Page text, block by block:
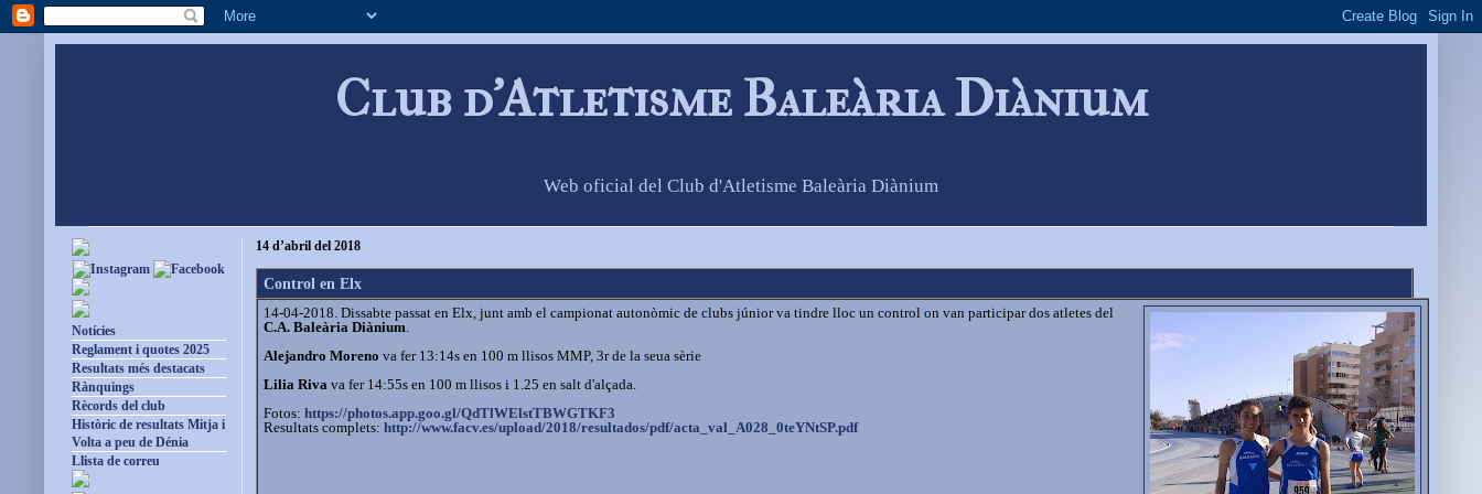
Club d'Atletisme Baleària Diànium
Web oficial del Club d'Atletisme Baleària Diànium
14 d’abril del 2018
Control en Elx
14-04-2018. Dissabte passat en Elx, junt amb el campionat autonòmic de clubs júnior va tindre lloc un control on van participar dos atletes del
C.A. Baleària Diànium
Alejandro Moreno va fer 13:14s en 100 m llisos MMP, 3r de la seua sèrie
Lilia Riva va fer 14:55s en 100 m llisos i 1.25 en salt d'alçada.
Fotos: https://photos.app.goo.gl/QdTlWElstTBWGTKF3
Resultats complets: http://www.facv.es/upload/2018/resultados/pdf/acta_val_A028_ 0teYNtSP.pdf
Notícies
Reglament i quotes 2025
Resultats més destacats
Rànquings
Rècords del club
Històric de resultats Mitja i
Volta a peu de Dénia
Llista de correu